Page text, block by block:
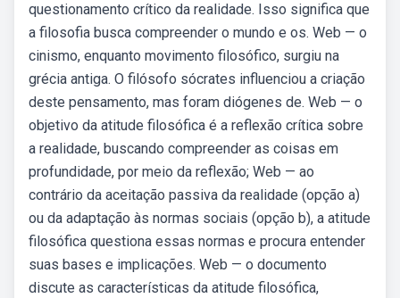
questionamento crítico da realidade. Isso significa que
a filosofia busca compreender o mundo e os. Web — o
cinismo, enquanto movimento filosófico, surgiu na
grécia antiga. O filósofo sócrates influenciou a criação
deste pensamento, mas foram diógenes de. Web — o
objetivo da atitude filosófica é a reflexão crítica sobre
a realidade, buscando compreender as coisas em
profundidade, por meio da reflexão; Web — ao
contrário da aceitação passiva da realidade (opção a)
ou da adaptação às normas sociais (opção b), a atitude
filosófica questiona essas normas e procura entender
suas bases e implicações. Web — o documento
discute as características da atitude filosófica,